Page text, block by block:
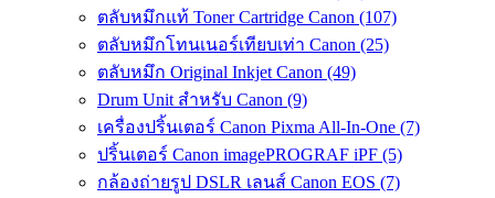
ตลับหมึกแท้ Toner Cartridge Canon (107)
ตลับหมึกโทนเนอร์เทียบเท่า Canon (25)
ตลับหมึก Original Inkjet Canon (49)
Drum Unit สำหรับ Canon (9)
เครื่องปริ้นเตอร์ Canon Pixma All-In-One (7)
ปริ้นเตอร์ Canon imagePROGRAF iPF (5)
กล้องถ่ายรูป DSLR เลนส์ Canon EOS (7)